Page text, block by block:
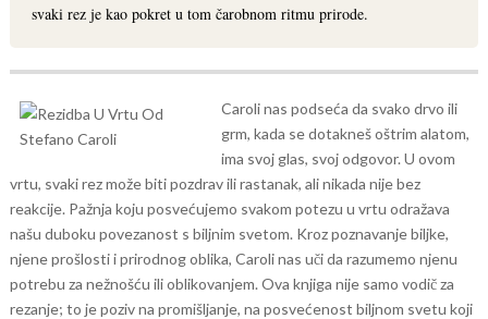
svaki rez je kao pokret u tom čarobnom ritmu prirode.
Caroli nas podseća da svako drvo ili
grm, kada se dotakneš oštrim alatom,
ima svoj glas, svoj odgovor. U ovom
vrtu, svaki rez može biti pozdrav ili rastanak, ali nikada nije bez
reakcije. Pažnja koju posvećujemo svakom potezu u vrtu odražava
našu duboku povezanost s biljnim svetom. Kroz poznavanje biljke,
njene prošlosti i prirodnog oblika, Caroli nas uči da razumemo njenu
potrebu za nežnošću ili oblikovanjem. Ova knjiga nije samo vodič za
rezanje; to je poziv na promišljanje, na posvećenost biljnom svetu koji